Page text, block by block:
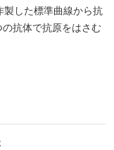
製した標準曲線から抗
抗体で抗原をはさむ